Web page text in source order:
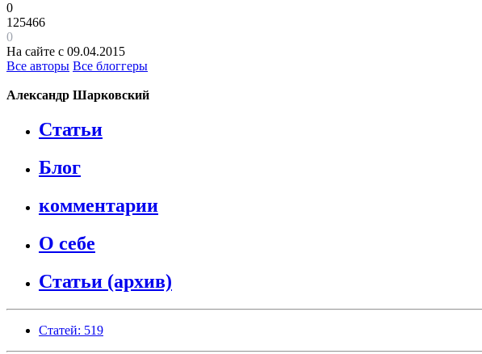
0
125466
0
На сайте с 09.04.2015
Все авторы Все блоггеры
Александр Шарковский
Статьи
Блог
комментарии
О себе
Статьи (архив)
Статей: 519